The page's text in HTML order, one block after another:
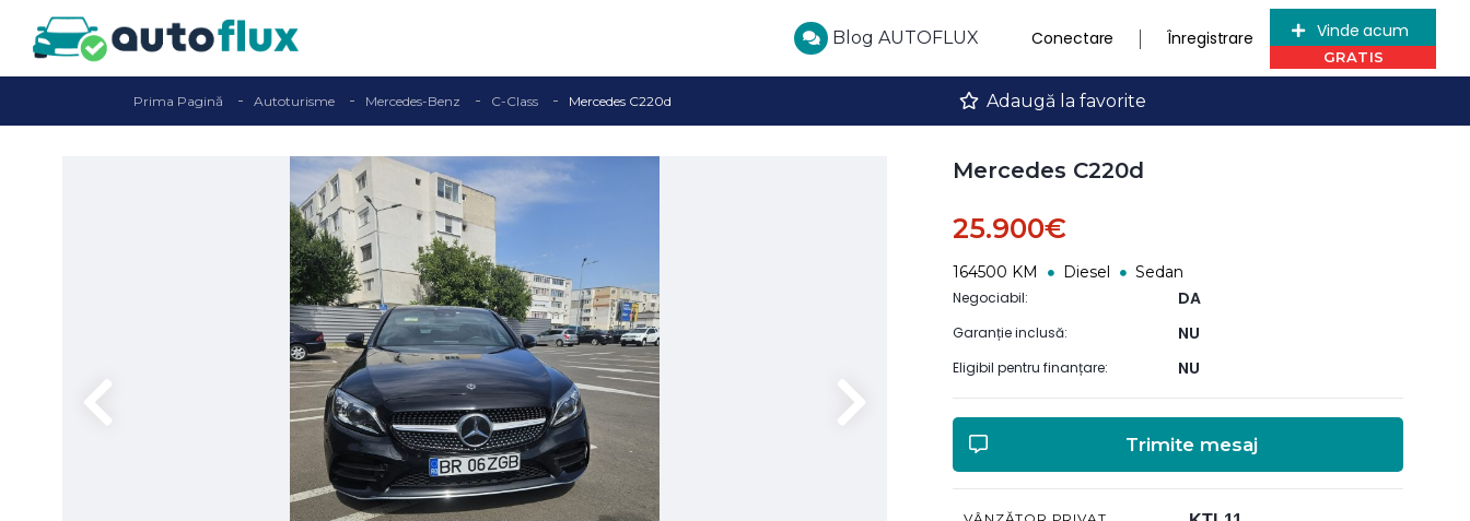
Blog AUTOFLUX Conectare Înregistrare Vinde acum
Prima Pagină Autoturisme Mercedes-Benz C-Class Mercedes C220d Adaugă la favorite
Mercedes C220d
25.900€
164500 KM Diesel Sedan
Negociabil: DA
Garanție inclusă: NU
Eligibil pentru finanțare: NU
Trimite mesaj